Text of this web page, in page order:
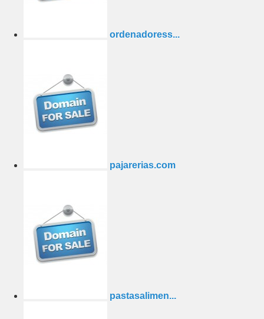
ordenadoress...
pajarerias.com
pastasalimen...